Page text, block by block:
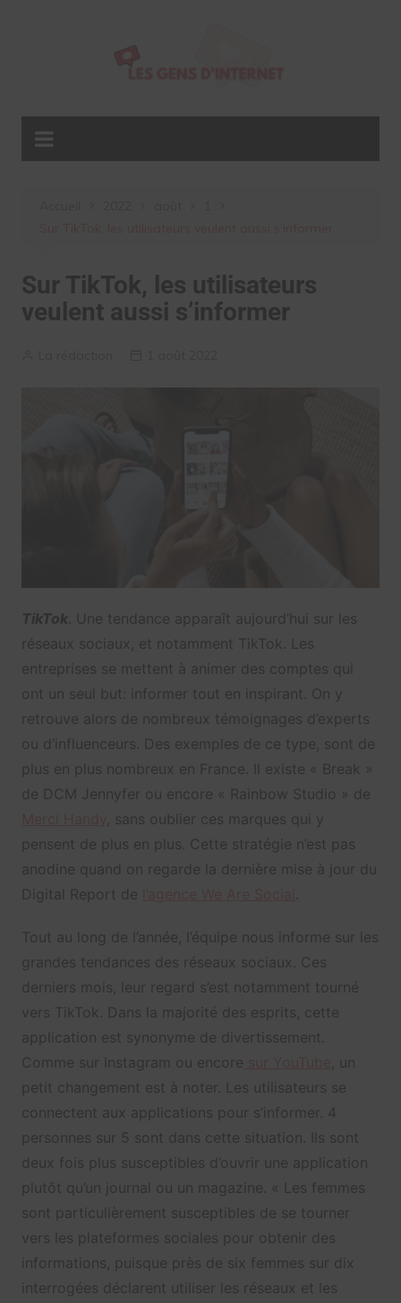
Sur TikTok, les utilisateurs
veulent aussi s’informer
TikTok . Une tendance apparaît aujourd’hui sur les
réseaux sociaux, et notamment TikTok. Les
entreprises se mettent à animer des comptes qui
ont un seul but: informer tout en inspirant. On y
retrouve alors de nombreux témoignages d’experts
ou d’influenceurs. Des exemples de ce type, sont de
plus en plus nombreux en France. Il existe « Break »
de DCM Jennyfer ou encore « Rainbow Studio » de
, sans oublier ces marques qui y
pensent de plus en plus. Cette stratégie n’est pas
anodine quand on regarde la dernière mise à jour du
Digital Report de
Tout au long de l’année, l’équipe nous informe sur les
grandes tendances des réseaux sociaux. Ces
derniers mois, leur regard s’est notamment tourné
vers TikTok. Dans la majorité des esprits, cette
application est synonyme de divertissement.
Comme sur Instagram ou encore
, un
petit changement est à noter. Les utilisateurs se
connectent aux applications pour s’informer. 4
personnes sur 5 sont dans cette situation. Ils sont
deux fois plus susceptibles d’ouvrir une application
plutôt qu’un journal ou un magazine. « Les femmes
sont particulièrement susceptibles de se tourner
vers les plateformes sociales pour obtenir des
informations, puisque près de six femmes sur dix
interrogées déclarent utiliser les réseaux et les